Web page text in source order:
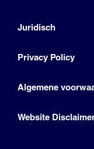
Juridisch
Privacy Policy
Algemene
Website